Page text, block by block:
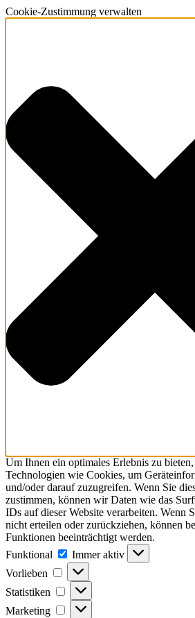
Cookie-Zustimmung verwalten
Um Ihnen ein optimales Erlebnis zu
Technologien wie Cookies, um
und/oder darauf zuzugreifen. Wenn Sie
zustimmen, können wir Daten wie das
IDs auf dieser Website verarbeiten. Wenn
nicht erteilen oder zurückziehen, können
Funktionen beeinträchtigt werden.
Funktional
Funktional
Immer aktiv
Vorlieben
Vorlieben
Statistiken Statistiken
Marketing Marketing